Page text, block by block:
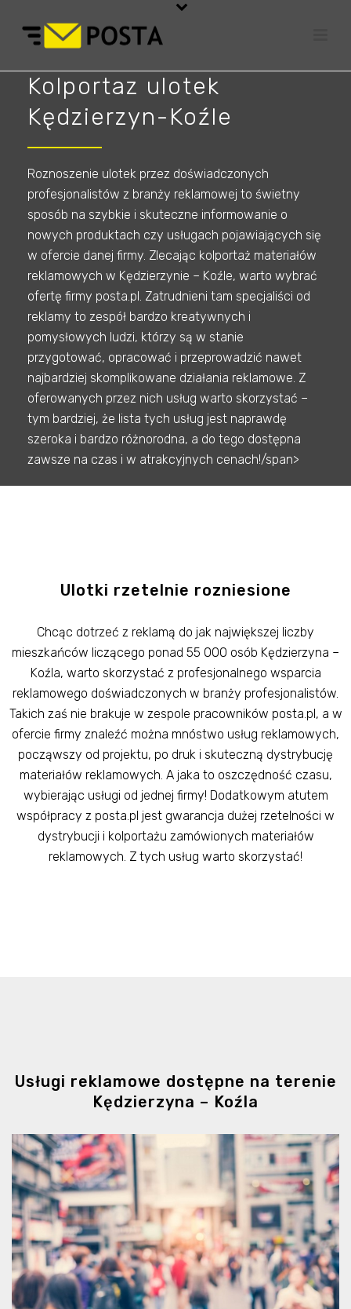
Kolportaz ulotek
Kędzierzyn-Koźle
Roznoszenie ulotek przez doświadczonych
profesjonalistów z branży reklamowej to świetny
sposób na szybkie i skuteczne informowanie o
nowych produktach czy usługach pojawiających się
w ofercie danej firmy. Zlecając kolportaż materiałów
reklamowych w Kędzierzynie – Koźle, warto wybrać
ofertę firmy posta.pl. Zatrudnieni tam specjaliści od
reklamy to zespół bardzo kreatywnych i
pomysłowych ludzi, którzy są w stanie
przygotować, opracować i przeprowadzić nawet
najbardziej skomplikowane działania reklamowe. Z
oferowanych przez nich usług warto skorzystać –
tym bardziej, że lista tych usług jest naprawdę
szeroka i bardzo różnorodna, a do tego dostępna
zawsze na czas i w atrakcyjnych cenach!/span>
Ulotki rzetelnie rozniesione
Chcąc dotrzeć z reklamą do jak największej liczby
mieszkańców liczącego ponad 55 000 osób Kędzierzyna –
Koźla, warto skorzystać z profesjonalnego wsparcia
reklamowego doświadczonych w branży profesjonalistów.
Takich zaś nie brakuje w zespole pracowników posta.pl, a w
ofercie firmy znaleźć można mnóstwo usług reklamowych,
począwszy od projektu, po druk i skuteczną dystrybucję
materiałów reklamowych. A jaka to oszczędność czasu,
wybierając usługi od jednej firmy! Dodatkowym atutem
współpracy z posta.pl jest gwarancja dużej rzetelności w
dystrybucji i kolportażu zamówionych materiałów
reklamowych. Z tych usług warto skorzystać!
Usługi reklamowe dostępne na terenie
Kędzierzyna – Koźla